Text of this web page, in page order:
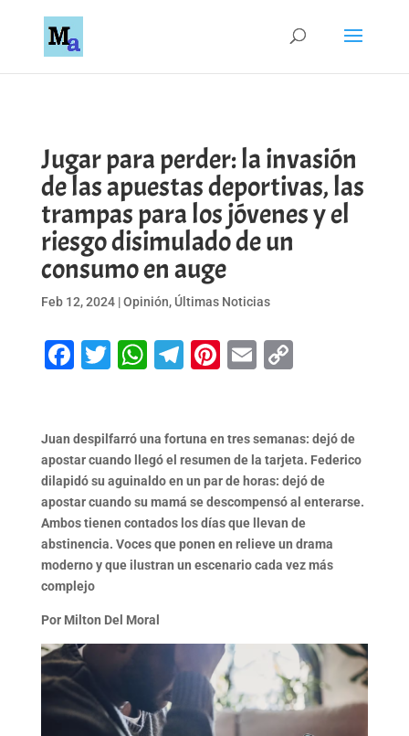
Jugar para perder: la invasión
de las apuestas deportivas, las
trampas para los jóvenes y el
riesgo disimulado de un
consumo en auge
Feb 12, 2024|Opinión, Últimas Noticias
Facebook
Twitter
WhatsApp
Telegram
Pinterest
EmailCopy
Juan despilfarró una fortuna en tres semanas: dejó de
apostar cuando llegó el resumen de la tarjeta. Federico
dilapidó su aguinaldo en un par de horas: dejó de
apostar cuando su mamá se descompensó al enterarse.
Ambos tienen contados los días que llevan de
abstinencia. Voces que ponen en relieve un drama
moderno y que ilustran un escenario cada vez más
complejo
Por Milton Del Moral